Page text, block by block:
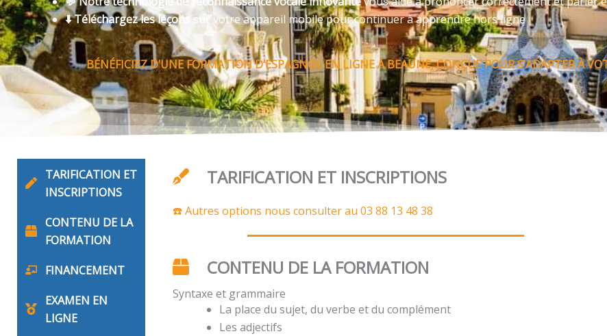
⬇️ Téléchargez les leçons sur votre appareil mobile pour continuer à apprendre hors ligne
BÉNÉFICIEZ D’UNE FORMATION D’ESPAGNOL EN LIGNE À BEAUNE, CONÇUE POUR S’ADAPTER À
TARIFICATION ET
INSCRIPTIONS
CONTENU DE LA
FORMATION
FINANCEMENT
EXAMEN EN
LIGNE
TARIFICATION ET INSCRIPTIONS
☎️ Autres options nous consulter au 03 88 13 48 38
CONTENU DE LA FORMATION
Syntaxe et grammaire
La place du sujet, du verbe et du complément
Les adjectifs